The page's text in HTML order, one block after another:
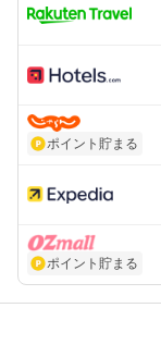
ポイント貯まる
ポイント貯まる